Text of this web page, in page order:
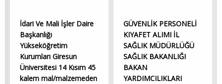
İdari Ve Mali İşler Daire
Başkanlığı
Yükseköğretim
Kurumları Giresun
Üniversitesi 14 Kısım 45
kalem mal/malzemeden
GÜVENLİK PERSONELİ
KIYAFET ALIMI İL
SAĞLIK MÜDÜRLÜĞÜ
SAĞLIK BAKANLIĞI
BAKAN
YARDIMCILIKLARI